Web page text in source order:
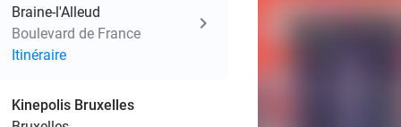
Braine-l'Alleud
Boulevard de France
Itinéraire
Kinepolis Bruxelles